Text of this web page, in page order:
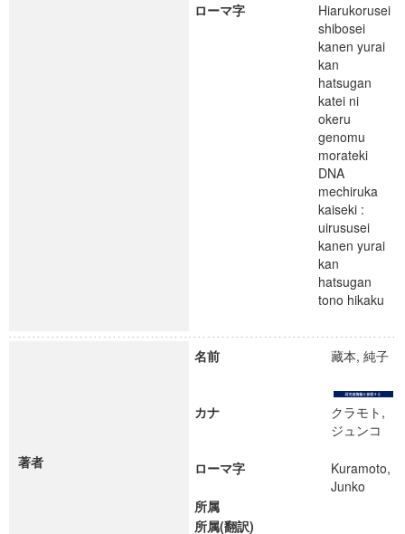
ローマ字
Hiarukorusei
shibosei
kanen yurai
kan
hatsugan
katei ni
okeru
genomu
morateki
DNA
mechiruka
kaiseki :
uirususei
kanen yurai
kan
hatsugan
tono hikaku
著者
名前 藏本, 純子
カナ
クラモト,
ジュンコ
ローマ字
Kuramoto,
Junko
所属
所属(翻訳)